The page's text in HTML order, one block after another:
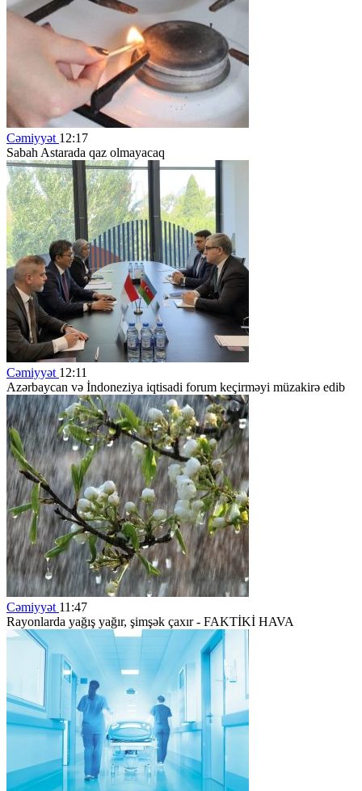
Cəmiyyət 12:17
Sabah Astarada qaz olmayacaq
Cəmiyyət 12:11
Azərbaycan və İndoneziya iqtisadi forum keçirməyi müzakirə edib
Cəmiyyət 11:47
Rayonlarda yağış yağır, şimşək çaxır - FAKTİKİ HAVA